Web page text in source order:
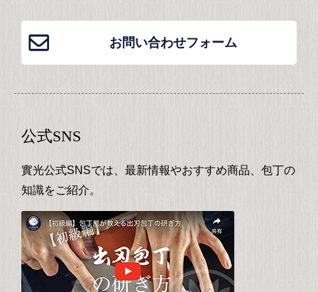
お問い合わせフォーム
公式SNS
實光公式SNSでは、最新情報やおすすめ商品、包丁の
知識をご紹介。